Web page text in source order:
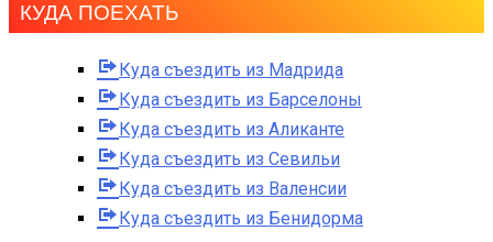
КУДА ПОЕХАТЬ
Куда съездить из Мадрида
Куда съездить из Барселоны
Куда съездить из Аликанте
Куда съездить из Севильи
Куда съездить из Валенсии
Куда съездить из Бенидорма